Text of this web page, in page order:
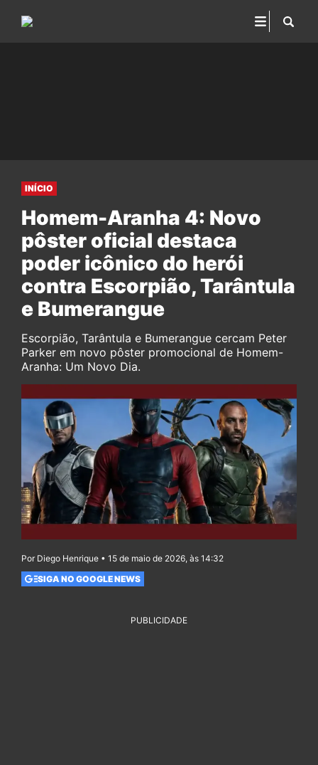
INÍCIO
Homem-Aranha 4: Novo
pôster oficial destaca
poder icônico do herói
contra Escorpião, Tarântula
e Bumerangue
Escorpião, Tarântula e Bumerangue cercam Peter
Parker em novo pôster promocional de Homem-
Aranha: Um Novo Dia.
Por Diego Henrique • 15 de maio de 2026, às 14:32
SIGA NO GOOGLE NEWS
PUBLICIDADE